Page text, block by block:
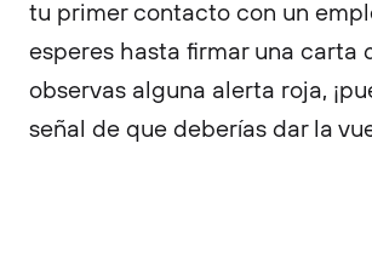
tu primer contacto con un
esperes hasta firmar una carta
observas alguna alerta roja,
señal de que deberías dar la